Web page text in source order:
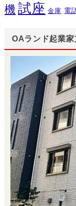
機 試座 金庫 電
OAランド起業